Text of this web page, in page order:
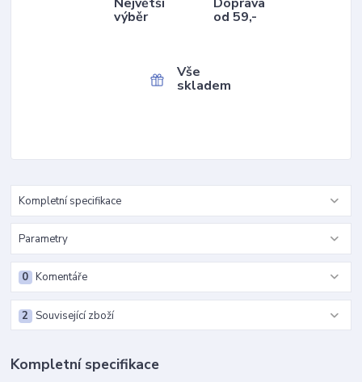
výběr od 59,-
Vše
skladem
Kompletní specifikace
Parametry
Komentáře
0
Související zboží
2
Kompletní specifikace